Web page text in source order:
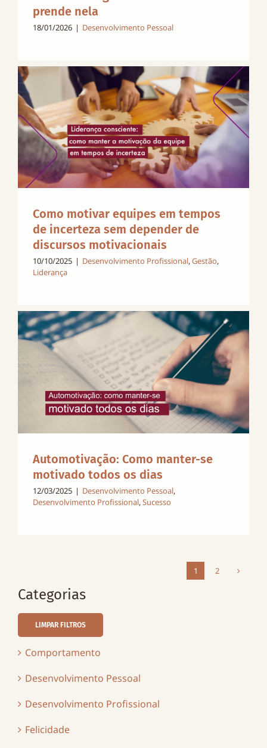
prende nela
18/01/2026 | Desenvolvimento Pessoal
Como motivar equipes em tempos
de incerteza sem depender de
discursos motivacionais
10/10/2025 | Desenvolvimento Profissional,Gestão,
Liderança
Automotivação: Como manter-se
motivado todos os dias
12/03/2025 | Desenvolvimento Pessoal,
Desenvolvimento Profissional,Sucesso
1 2
Categorias
LIMPAR FILTROS
Comportamento
Desenvolvimento Pessoal
Desenvolvimento Profissional
Felicidade